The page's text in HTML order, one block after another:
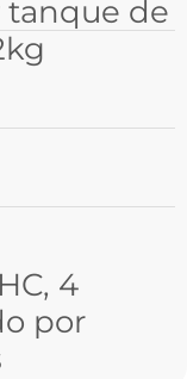
tanque de
4
por